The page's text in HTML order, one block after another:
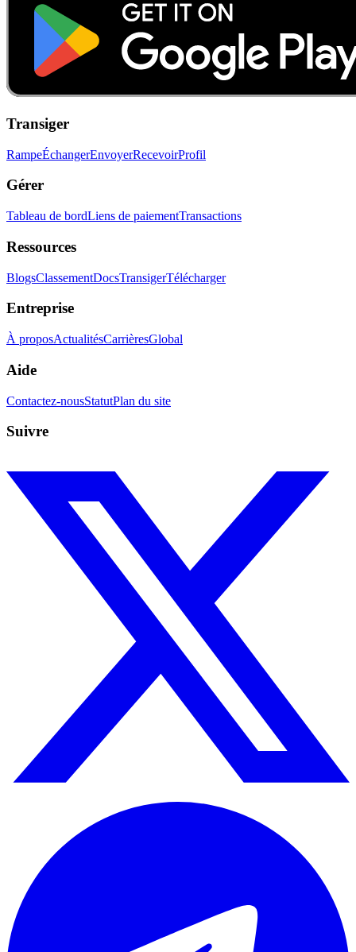
Transiger
RampeÉchangerEnvoyerRecevoirProfil
Gérer
Tableau de bordLiens de paiementTransactions
Ressources
BlogsClassementDocsTransigerTélécharger
Entreprise
À proposActualitésCarrièresGlobal
Aide
Contactez-nousStatutPlan du site
Suivre